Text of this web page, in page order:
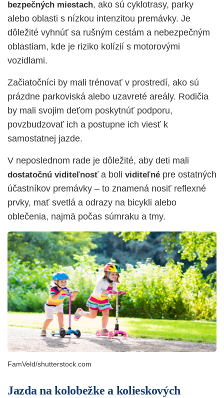
bezpečných miestach, ako sú cyklotrasy, parky
alebo oblasti s nízkou intenzitou premávky. Je
dôležité vyhnúť sa rušným cestám a nebezpečným
oblastiam, kde je riziko kolízií s motorovými
vozidlami.
Začiatočníci by mali trénovať v prostredí, ako sú
prázdne parkoviská alebo uzavreté areály. Rodičia
by mali svojim deťom poskytnúť podporu,
povzbudzovať ich a postupne ich viesť k
samostatnej jazde.
V neposlednom rade je dôležité, aby deti mali
dostatočnú viditeľnosťa boli viditeľné pre ostatných
účastníkov premávky – to znamená nosiť reflexné
prvky, mať svetlá a odrazy na bicykli alebo
oblečenia, najmä počas súmraku a tmy.
FamVeld/shutterstock.com
Jazda na kolobežke a kolieskových